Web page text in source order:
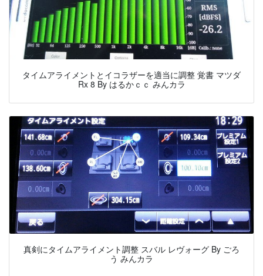
タイムアライメントとイコラザーを適当に調整 覚書 マツダ
Rx 8 By はるかｃｃ みんカラ
真剣にタイムアライメント調整 スバル レヴォーグ By ごろ
う みんカラ